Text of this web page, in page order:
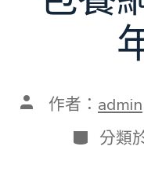
文 作者： admin
分
類
分類